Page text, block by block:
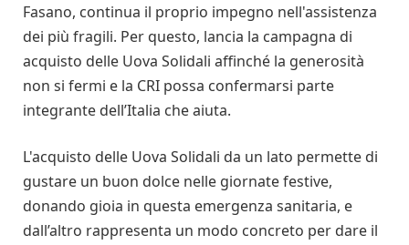
Fasano, continua il proprio impegno nell'assistenza
dei più fragili. Per questo, lancia la campagna di
acquisto delle Uova Solidali affinché la generosità
non si fermi e la CRI possa confermarsi parte
integrante dell’Italia che aiuta.
L'acquisto delle Uova Solidali da un lato permette di
gustare un buon dolce nelle giornate festive,
donando gioia in questa emergenza sanitaria, e
dall’altro rappresenta un modo concreto per dare il